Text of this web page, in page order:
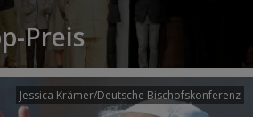
Preis
Jessica Krämer/Deutsche Bischofskonferenz